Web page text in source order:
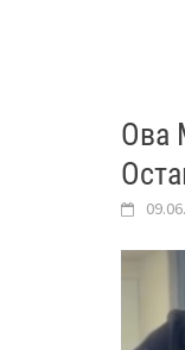
Ова